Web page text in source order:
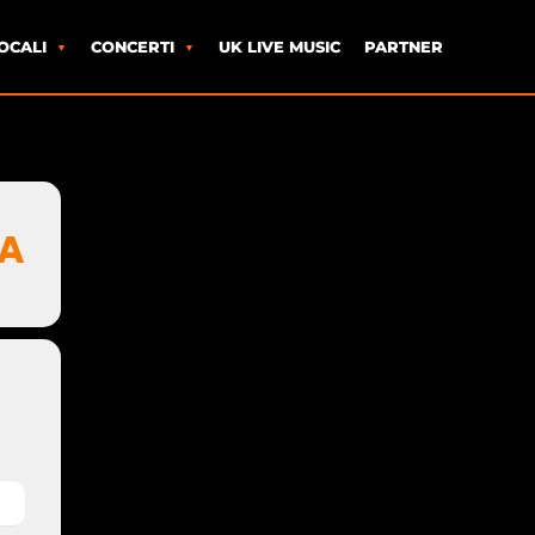
CONCERTI UK LIVE MUSIC PARTNER